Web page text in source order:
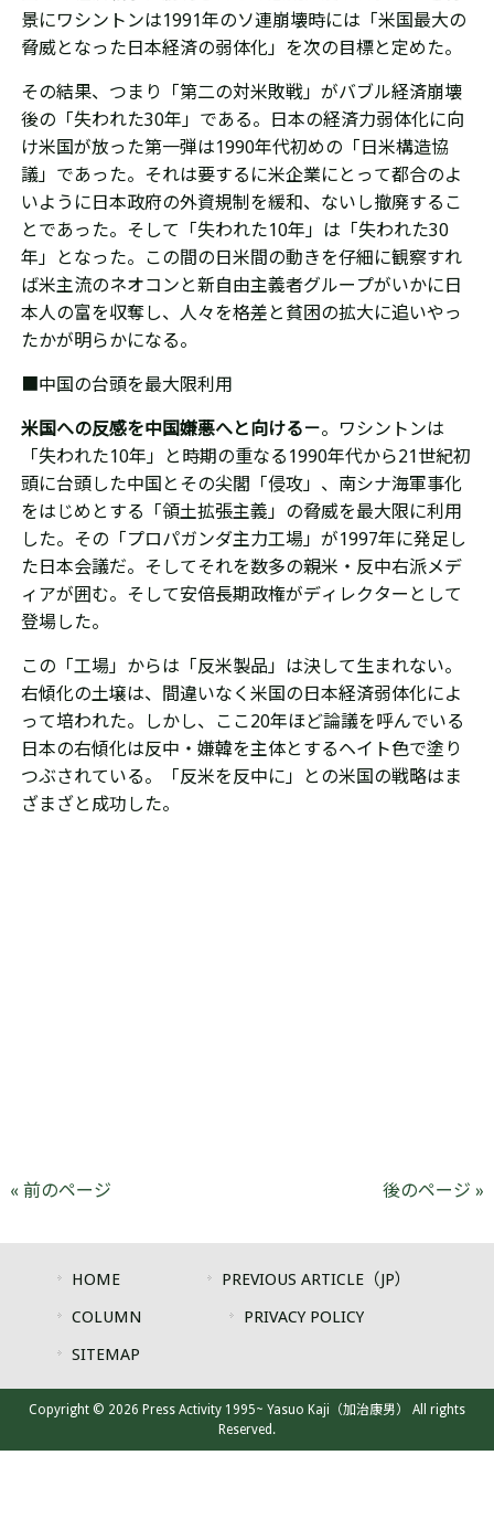
景にワシントンは1991年のソ連崩壊時には「米国最大の
脅威となった日本経済の弱体化」を次の目標と定めた。
その結果、つまり「第二の対米敗戦」がバブル経済崩壊
後の「失われた30年」である。日本の経済力弱体化に向
け米国が放った第一弾は1990年代初めの「日米構造協
議」であった。それは要するに米企業にとって都合のよ
いように日本政府の外資規制を緩和、ないし撤廃するこ
とであった。そして「失われた10年」は「失われた30
年」となった。この間の日米間の動きを仔細に観察すれ
ば米主流のネオコンと新自由主義者グループがいかに日
本人の富を収奪し、人々を格差と貧困の拡大に追いやっ
たかが明らかになる。
■中国の台頭を最大限利用
米国への反感を中国嫌悪へと向ける－。ワシントンは
「失われた10年」と時期の重なる1990年代から21世紀初
頭に台頭した中国とその尖閣「侵攻」、南シナ海軍事化
をはじめとする「領土拡張主義」の脅威を最大限に利用
した。その「プロパガンダ主力工場」が1997年に発足し
た日本会議だ。そしてそれを数多の親米・反中右派メデ
ィアが囲む。そして安倍長期政権がディレクターとして
登場した。
この「工場」からは「反米製品」は決して生まれない。
右傾化の土壌は、間違いなく米国の日本経済弱体化によ
って培われた。しかし、
ここ20年ほど論議を呼んでいる
日本の右傾化は反中・嫌韓を主体とするヘイト色で塗り
つぶされている。「反米を反中に」との米国の戦略はま
ざまざと成功した。
« 前のページ 後のページ »
HOME
PREVIOUS ARTICLE（JP）
COLUMN
PRIVACY POLICY
SITEMAP
Copyright © 2026 Press Activity 1995~ Yasuo Kaji（加治康男） All rights
Reserved.